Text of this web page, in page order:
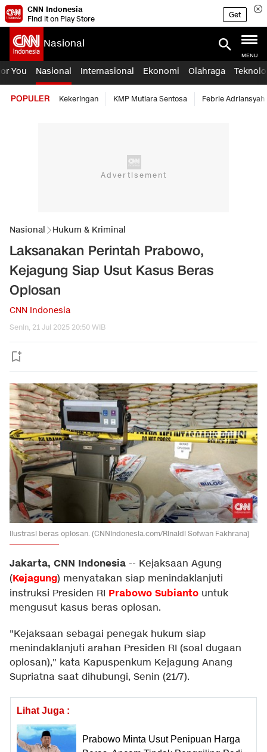
CNN Indonesia
Find it on Play Store
Get
Nasional
MENU
You Nasional Internasional Ekonomi Olahraga
POPULER Kekeringan KMP Mutiara Sentosa Febrie Adriansyah
Nasional Hukum & Kriminal
Laksanakan Perintah Prabowo,
Kejagung Siap Usut Kasus Beras
Oplosan
CNN Indonesia
Senin, 21 Jul 2025 20:50 WIB
Ilustrasi beras oplosan. (CNNIndonesia.com/Rinaldi Sofwan Fakhrana)
Jakarta, CNN Indonesia -- Kejaksaan Agung
(Kejagung) menyatakan siap menindaklanjuti
instruksi Presiden RI Prabowo Subianto untuk
mengusut kasus beras oplosan.
"Kejaksaan sebagai penegak hukum siap
menindaklanjuti arahan Presiden RI (soal dugaan
oplosan)," kata Kapuspenkum Kejagung Anang
Supriatna saat dihubungi, Senin (21/7).
Lihat Juga :
Prabowo Minta Usut Penipuan Harga